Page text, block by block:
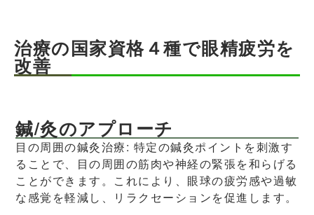
治療の国家資格４種で眼精疲労を
改善
鍼/灸のアプローチ
目の周囲の鍼灸治療: 特定の鍼灸ポイントを刺激す
ることで、目の周囲の筋肉や神経の緊張を和らげる
ことができます。これにより、眼球の疲労感や過敏
な感覚を軽減し、リラクセーションを促進します。